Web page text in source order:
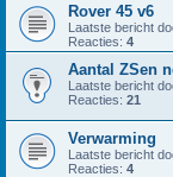
Rover 45 v6
Laatste bericht
Reacties: 4
Aantal ZSen
Laatste bericht
Reacties: 21
Verwarming
Laatste bericht
Reacties: 4